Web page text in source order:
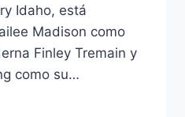
Idaho, está
Madison como
Finley Tremain y
como su…